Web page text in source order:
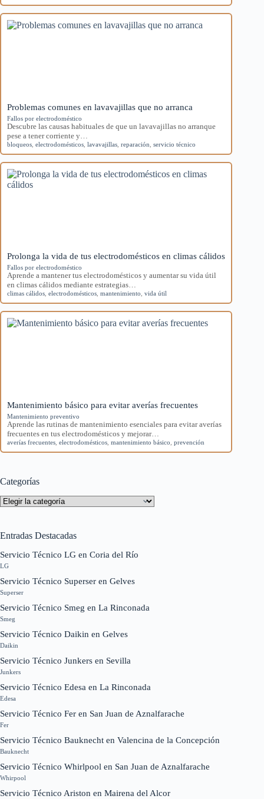
Problemas comunes en lavavajillas que no arranca
Fallos por electrodoméstico
Descubre las causas habituales de que un lavavajillas no arranque
pese a tener corriente y…
bloqueos electrodomésticos lavavajillas reparación servicio técnico
Prolonga la vida de tus electrodomésticos en climas cálidos
Fallos por electrodoméstico
Aprende a mantener tus electrodomésticos y aumentar su vida útil
en climas cálidos mediante estrategias…
climas cálidos electrodomésticos mantenimiento vida útil
Mantenimiento básico para evitar averías frecuentes
Mantenimiento preventivo
Aprende las rutinas de mantenimiento esenciales para evitar averías
frecuentes en tus electrodomésticos y mejorar…
averías frecuentes electrodomésticos mantenimiento básico prevención
Categorías
Categorías
Entradas Destacadas
Servicio Técnico LG en Coria del Río
LG
Servicio Técnico Superser en Gelves
Superser
Servicio Técnico Smeg en La Rinconada
Smeg
Servicio Técnico Daikin en Gelves
Daikin
Servicio Técnico Junkers en Sevilla
Junkers
Servicio Técnico Edesa en La Rinconada
Edesa
Servicio Técnico Fer en San Juan de Aznalfarache
Fer
Servicio Técnico Bauknecht en Valencina de la Concepción
Bauknecht
Servicio Técnico Whirlpool en San Juan de Aznalfarache
Whirpool
Servicio Técnico Ariston en Mairena del Alcor